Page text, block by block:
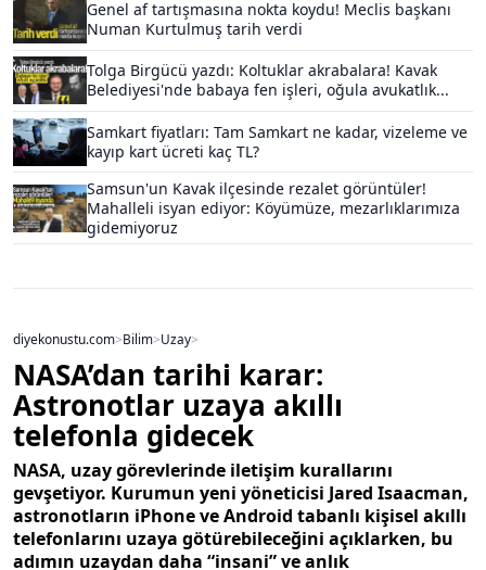
Genel af tartışmasına nokta koydu! Meclis başkanı
Numan Kurtulmuş tarih verdi
Tolga Birgücü yazdı: Koltuklar akrabalara! Kavak
Belediyesi'nde babaya fen işleri, oğula avukatlık...
Samkart fiyatları: Tam Samkart ne kadar, vizeleme ve
kayıp kart ücreti kaç TL?
Samsun'un Kavak ilçesinde rezalet görüntüler!
Mahalleli isyan ediyor: Köyümüze, mezarlıklarımıza
gidemiyoruz
diyekonustu.com>Bilim>Uzay>
NASA’dan tarihi karar:
Astronotlar uzaya akıllı
telefonla gidecek
NASA, uzay görevlerinde iletişim kurallarını
gevşetiyor. Kurumun yeni yöneticisi Jared Isaacman,
astronotların iPhone ve Android tabanlı kişisel akıllı
telefonlarını uzaya götürebileceğini açıklarken, bu
adımın uzaydan daha “insani” ve anlık